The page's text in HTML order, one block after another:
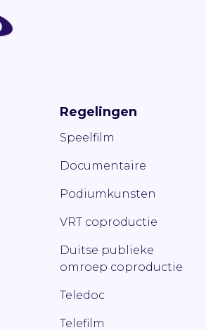
Regelingen
Speelfilm
Documentaire
Podiumkunsten
VRT coproductie
Duitse publieke
omroep coproductie
Teledoc
Telefilm